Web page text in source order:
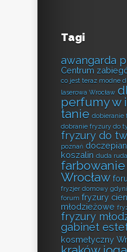
Tagi
awangarda
Centrum
co jest teraz modne
laserowa Wrocław
perfumy w
tanie dobieranie
dobranie fryzury do
fryzury do
poznań
koszalin duda
farbowanie
Wrocław
fryzjer domowy
forum fryzury
młodzieżowe
fryzury
gabinet
kosmetyczny